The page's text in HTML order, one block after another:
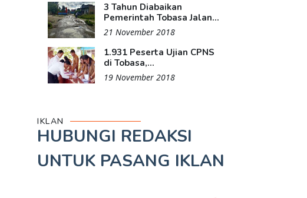
3 Tahun Diabaikan
Pemerintah Tobasa Jalan...
21 November 2018
1.931 Peserta Ujian CPNS
di Tobasa,...
19 November 2018
IKLAN
HUBUNGI REDAKSI
UNTUK PASANG IKLAN